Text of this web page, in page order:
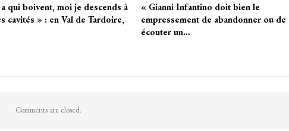
qui boivent, moi je descends à
cavités » : en Val de Tardoire,
« Gianni Infantino doit bien le
empressement de abandonner ou de
écouter un…
Comments are closed.